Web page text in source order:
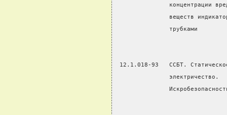
концентрации
веществ
               трубками
12.1.018-93   ССБТ.
электричество.